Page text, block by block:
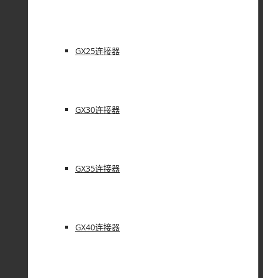
GX25连接器
GX30连接器
GX35连接器
GX40连接器